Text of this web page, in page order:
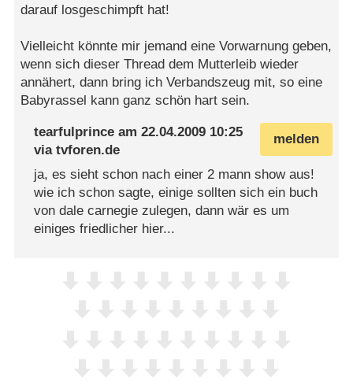
darauf losgeschimpft hat!
Vielleicht könnte mir jemand eine Vorwarnung geben,
wenn sich dieser Thread dem Mutterleib wieder
annähert, dann bring ich Verbandszeug mit, so eine
Babyrassel kann ganz schön hart sein.
melden
tearfulprince am22.04.2009 10:25
viatvforen.de
ja, es sieht schon nach einer 2 mann show aus!
wie ich schon sagte, einige sollten sich ein buch
von dale carnegie zulegen, dann wär es um
einiges friedlicher hier...